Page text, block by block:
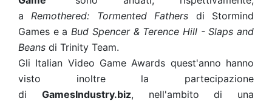
a
Remothered: Tormented Fathers
di Stormind
Games e a Bud Spencer & Terence Hill - Slaps and
Beans di Trinity Team.
Gli Italian Video Game Awards quest'anno hanno
visto inoltre la partecipazione
di
GamesIndustry.biz, nell'ambito di una